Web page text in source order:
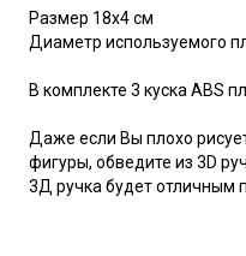
Размер 18х4 см
Диаметр используемого
В комплекте 3 куска ABS
Даже если Вы плохо
фигуры, обведите из 3D
3Д ручка будет отличным